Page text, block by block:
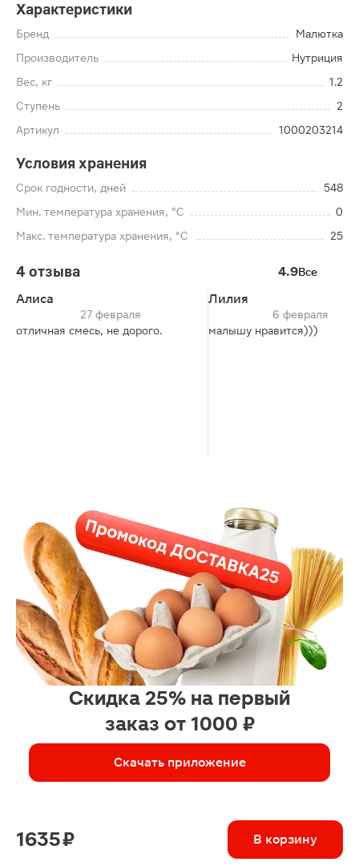
Характеристики
Бренд
Малютка
Производитель
Нутриция
Вес, кг
1.2
Ступень
2
Артикул
1000203214
Условия хранения
Срок годности, дней
548
Мин. температура хранения, °C
0
Макс. температура хранения, °C
25
4 отзыва 4.9Все
Алиса
27 февраля
отличная смесь, не дорого.
Лилия
6 февраля
малышу нравится)))
Скидка 25% на первый
заказ от 1000 ₽
Скачать приложение
1635 ₽ В корзину